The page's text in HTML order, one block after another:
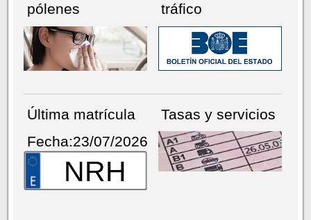
pólenes
tráfico
Última matrícula
Fecha:23/07/2026
NRH
Tasas y servicios